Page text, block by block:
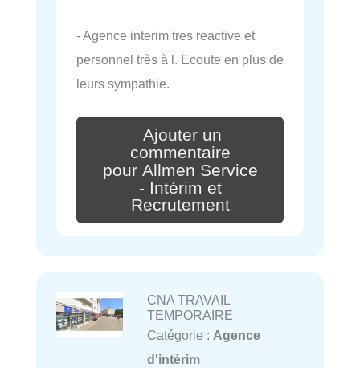
- Agence interim tres reactive et
personnel très à l. Ecoute en plus de
leurs sympathie.
Ajouter un
commentaire
pour Allmen Service
- Intérim et
Recrutement
CNA TRAVAIL
TEMPORAIRE
Catégorie : Agence
d'intérim